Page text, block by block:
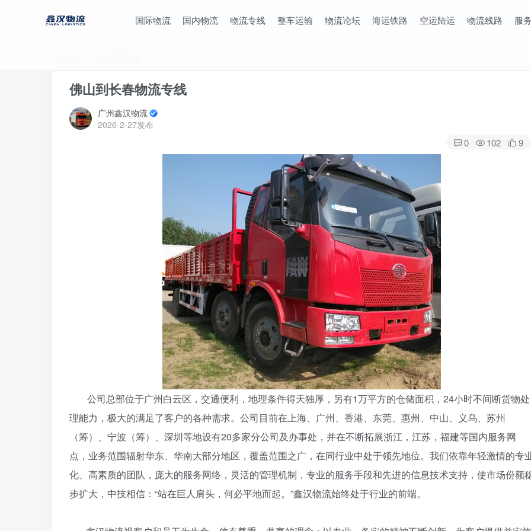
国际物流 国内物流 物流专线 整车运输 物流论坛 海运铁路 空运陆运 物流线路 服
佛山到长春物流专线
广州鑫汉物流
2026-2-27发布
0 102 9
公司总部位于广州白云区，交通便利，地理条件得天独厚，另有1万平方的仓储面积，24小时不间断货物处
理能力，极大的满足了客户的各种需求。公司目前在上海、广州、香港、东莞、惠州、中山、义乌、苏州
（筹）、宁波（筹）、深圳等地设有20多家分公司及办事处，并在不断拓展浙江，江苏，福建等国内服务网
点，业务范围辐射华东、华南大部分地区，覆盖范围之广，在同行业中处于领先地位。我们依靠年轻激情的专
化、高素质的团队，庞大的服务网络，灵活的管理机制，专业的服务手段和先进的信息技术支持，使市场份额
步扩大，中技相信：“站在巨人肩头，何必平地而起。”鑫汉物流始终处于行业的前端。